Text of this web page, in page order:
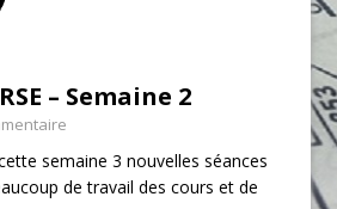
– Semaine 2
semaine 3 nouvelles séances
de travail des cours et de